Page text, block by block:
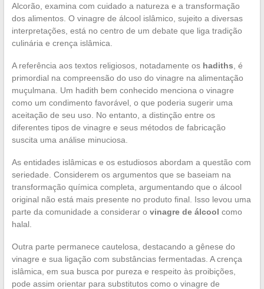
Alcorão, examina com cuidado a natureza e a transformação
dos alimentos. O vinagre de álcool islâmico, sujeito a diversas
interpretações, está no centro de um debate que liga tradição
culinária e crença islâmica.
A referência aos textos religiosos, notadamente os hadiths , é
primordial na compreensão do uso do vinagre na alimentação
muçulmana. Um hadith bem conhecido menciona o vinagre
como um condimento favorável, o que poderia sugerir uma
aceitação de seu uso. No entanto, a distinção entre os
diferentes tipos de vinagre e seus métodos de fabricação
suscita uma análise minuciosa.
As entidades islâmicas e os estudiosos abordam a questão com
seriedade. Considerem os argumentos que se baseiam na
transformação química completa, argumentando que o álcool
original não está mais presente no produto final. Isso levou uma
parte da comunidade a considerar o vinagre de álcool como
halal.
Outra parte permanece cautelosa, destacando a gênese do
vinagre e sua ligação com substâncias fermentadas. A crença
islâmica, em sua busca por pureza e respeito às proibições,
pode assim orientar para substitutos como o vinagre de